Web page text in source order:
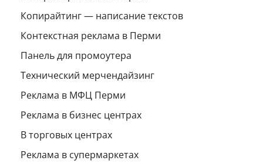
Копирайтинг — написание текстов
Контекстная реклама в Перми
Панель для промоутера
Технический мерчендайзинг
Реклама в МФЦ Перми
Реклама в бизнес центрах
В торговых центрах
Реклама в супермаркетах